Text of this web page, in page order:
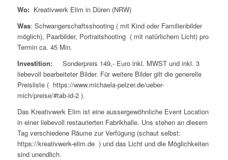
Wo: Kreativwerk Elim in Düren (NRW)
Was: Schwangerschaftsshooting ( mit Kind oder Familienbilder
möglich), Paarbilder, Portraitshooting ( mit natürlichem Licht) pro
Termin ca. 45 Min.
Investition:Sonderpreis 149,- Euro inkl. MWST und inkl. 3
liebevoll bearbeiteter Bilder. Für weitere Bilder gilt die generelle
Preisliste ( https://www.michaela-pelzer.de/ueber-
mich/preise/#tab-id-2 ).
Das Kreativwerk Elim ist eine aussergewöhnliche Event Location
in einer liebevoll restaurierten Fabrikhalle. Uns stehen an diesem
Tag verschiedene Räume zur Verfügung (schaut selbst:
https://kreativwerk-elim.de ) und das Licht und die Möglichkeiten
sind unendlich.